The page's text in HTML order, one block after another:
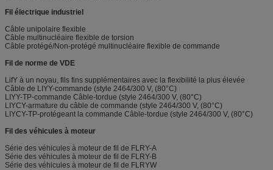
Fil électrique industriel
Câble unipolaire flexible
Câble multinucléaire flexible de torsion
Câble protégé/Non-protégé multinucléaire flexible de commande
Fil de norme de VDE
LifY à un noyau, fils fins supplémentaires avec la flexibilité la plus élevée
Câble de LIYY-commande (style 2464/300 V, (80°C)
LIYY-TP-commande Câble-tordue (style 2464/300 V, (80°C)
LIYCY-armature du câble de commande (style 2464/300 V, (80°C)
LIYCY-TP-protégeant la commande Câble-tordue (style 2464/300 V, (80°C)
Fil des véhicules à moteur
Série des véhicules à moteur de fil de FLRY-A
Série des véhicules à moteur de fil de FLRY-B
Série des véhicules à moteur de fil de FLRYW